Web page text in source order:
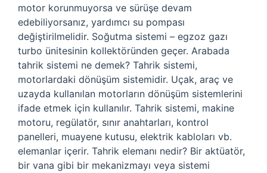
motor korunmuyorsa ve sürüşe devam
edebiliyorsanız, yardımcı su pompası
değiştirilmelidir. Soğutma sistemi – egzoz gazı
turbo ünitesinin kollektöründen geçer. Arabada
tahrik sistemi ne demek? Tahrik sistemi,
motorlardaki dönüşüm sistemidir. Uçak, araç ve
uzayda kullanılan motorların dönüşüm sistemlerini
ifade etmek için kullanılır. Tahrik sistemi, makine
motoru, regülatör, sınır anahtarları, kontrol
panelleri, muayene kutusu, elektrik kabloları vb.
elemanlar içerir. Tahrik elemanı nedir? Bir aktüatör,
bir vana gibi bir mekanizmayı veya sistemi